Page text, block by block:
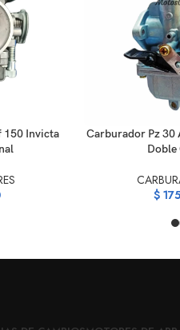
150 Invicta
AÑADIR AL
Carburador Pz 30
Doble
$